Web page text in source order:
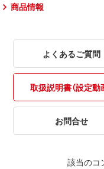
商品情報
よくあるご質問
取扱説明書（設定動
お問合せ
該当のコ